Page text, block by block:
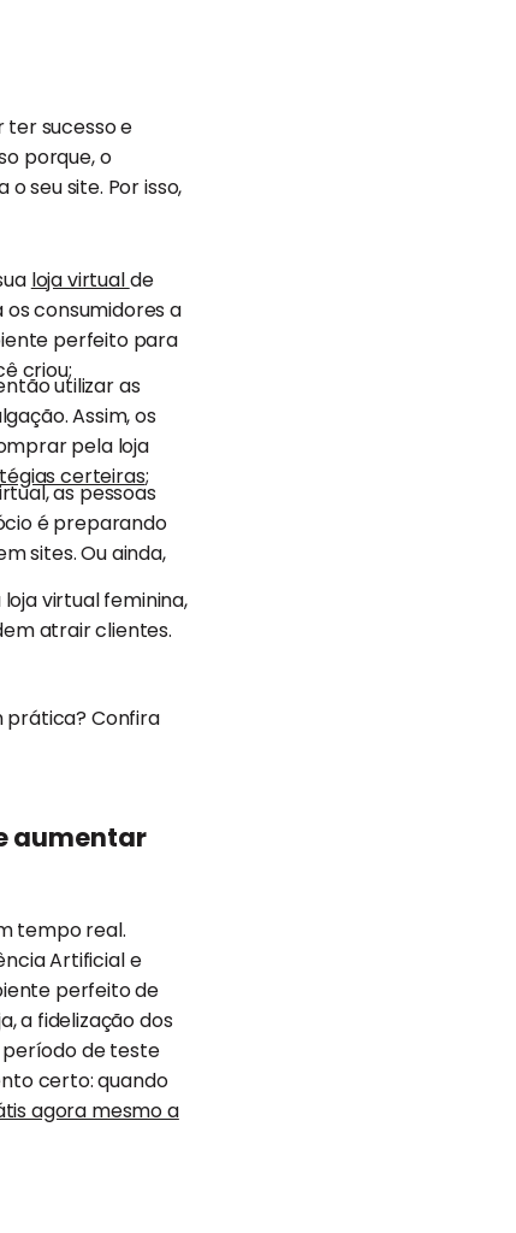
ter sucesso e
porque, o
seu site. Por isso,
loja virtualde
consumidores a
perfeito para
criou;
utilizar as
Assim, os
pela loja
certeiras;
as pessoas
é preparando
sites. Ou ainda,
virtual feminina,
atrair clientes.
prática? Confira
aumentar
tempo real.
Artificial e
perfeito de
a fidelização dos
período de teste
certo: quando
agora mesmo a